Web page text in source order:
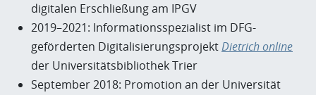
digitalen Erschließung am IPGV
2019–2021: Informationsspezialist im DFG-
geförderten DigitalisierungsprojektDietrich online
der Universitätsbibliothek Trier
September 2018: Promotion an der Universität